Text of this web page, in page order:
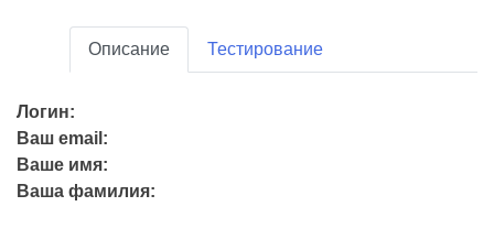
Описание Тестирование
Логин:
Ваш email:
Ваше имя:
Ваша фамилия: